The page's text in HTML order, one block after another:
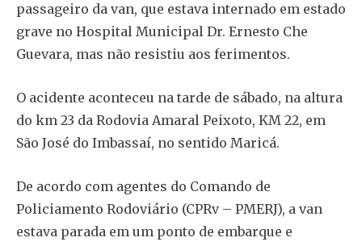
passageiro da van, que estava internado em estado
grave no Hospital Municipal Dr. Ernesto Che
Guevara, mas não resistiu aos ferimentos.
O acidente aconteceu na tarde de sábado, na altura
do km 23 da Rodovia Amaral Peixoto, KM 22, em
São José do Imbassaí, no sentido Maricá.
De acordo com agentes do Comando de
Policiamento Rodoviário (CPRv – PMERJ), a van
estava parada em um ponto de embarque e